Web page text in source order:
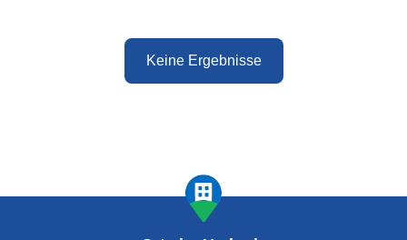
Keine Ergebnisse